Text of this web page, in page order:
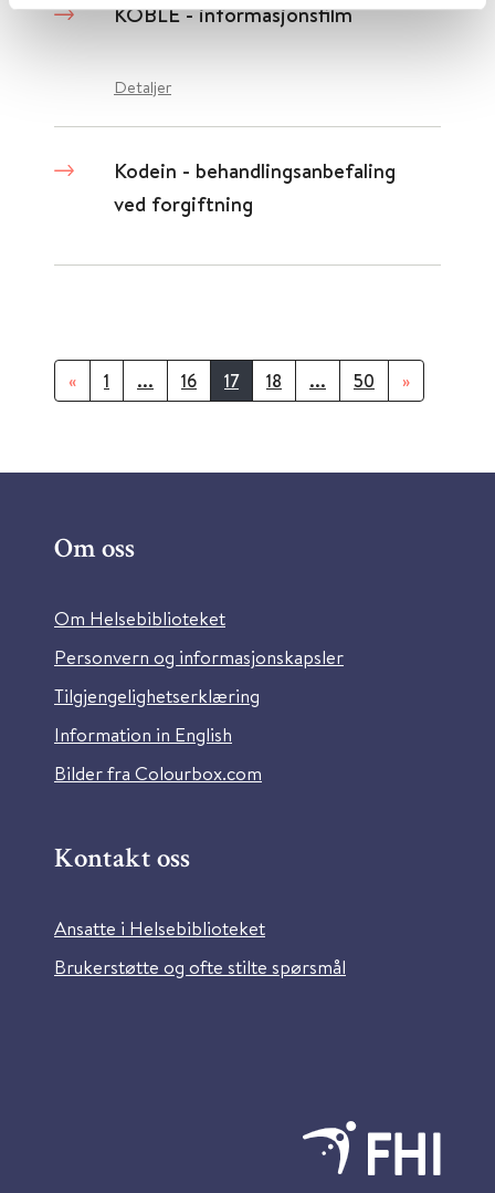
KOBLE - informasjonsfilm
Detaljer
Kodein - behandlingsanbefaling
ved forgiftning
« 1 ... 16 17 18 ... 50 »
Om oss
Om Helsebiblioteket
Personvern og informasjonskapsler
Tilgjengelighetserklæring
Information in English
Bilder fra Colourbox.com
Kontakt oss
Ansatte i Helsebiblioteket
Brukerstøtte og ofte stilte spørsmål